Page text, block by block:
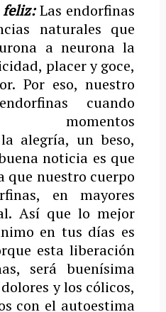
feliz:Las endorfinas
naturales que
a neurona la
placer y goce,
Por eso, nuestro
cuando
momentos
alegría, un beso,
noticia es que
que nuestro cuerpo
en mayores
Así que lo mejor
en tus días es
esta liberación
será buenísima
y los cólicos,
con el autoestima